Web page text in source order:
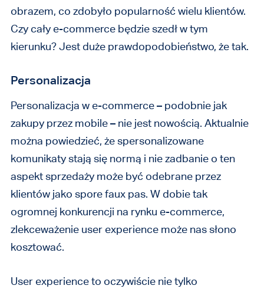
obrazem, co zdobyło popularność wielu klientów.
Czy cały e-commerce będzie szedł w tym
kierunku? Jest duże prawdopodobieństwo, że tak.
Personalizacja
Personalizacja w e-commerce – podobnie jak
zakupy przez mobile – nie jest nowością. Aktualnie
można powiedzieć, że spersonalizowane
komunikaty stają się normą i nie zadbanie o ten
aspekt sprzedaży może być odebrane przez
klientów jako spore faux pas. W dobie tak
ogromnej konkurencji na rynku e-commerce,
zlekceważenie user experience może nas słono
kosztować.
User experience to oczywiście nie tylko